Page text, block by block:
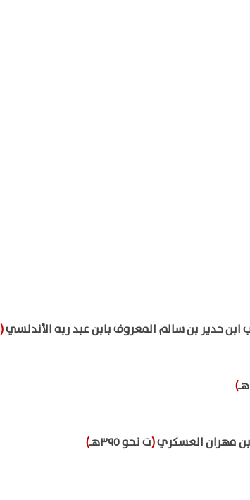
حدير بن سالم المعروف بابن عبد ربه الأندلسي(
)
مهران العسكري(ت نحو ٣٩٥هـ
)